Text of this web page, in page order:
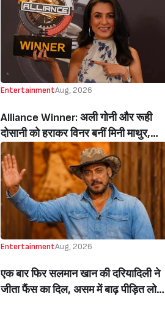
Rawat)
EntertainmentAug, 2026
Alliance Winner: अली गोनी और रूही
दोसानी को हराकर विनर बनीं मिनी माथुर,
इनाम में मिले 50 लाख रुपये और चमचमाती ही
ट्रॉफी (Mini Mathur Lifts Trophy
Beats Aly Goni And Ruhee Dosani)
EntertainmentAug, 2026
एक बार फिर सलमान खान की दरियादिली ने
जीता फैंस का दिल, असम में बाढ़ पीड़ित लोगों